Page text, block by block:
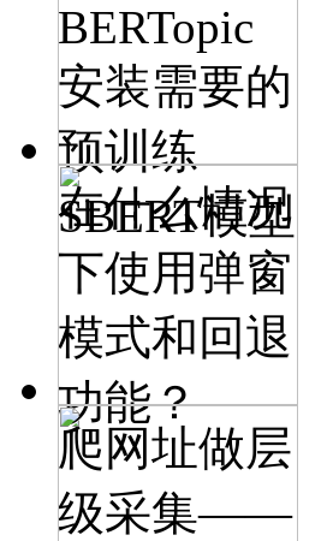
BERTopic
安装需要的
预训练
SBERT模型
在什么情况
下使用弹窗
模式和回退
功能？
爬网址做层
级采集——